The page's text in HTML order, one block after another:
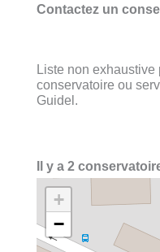
Contactez un
Liste non exhaustive
conservatoire ou
Guidel.
Il y a 2
+
−